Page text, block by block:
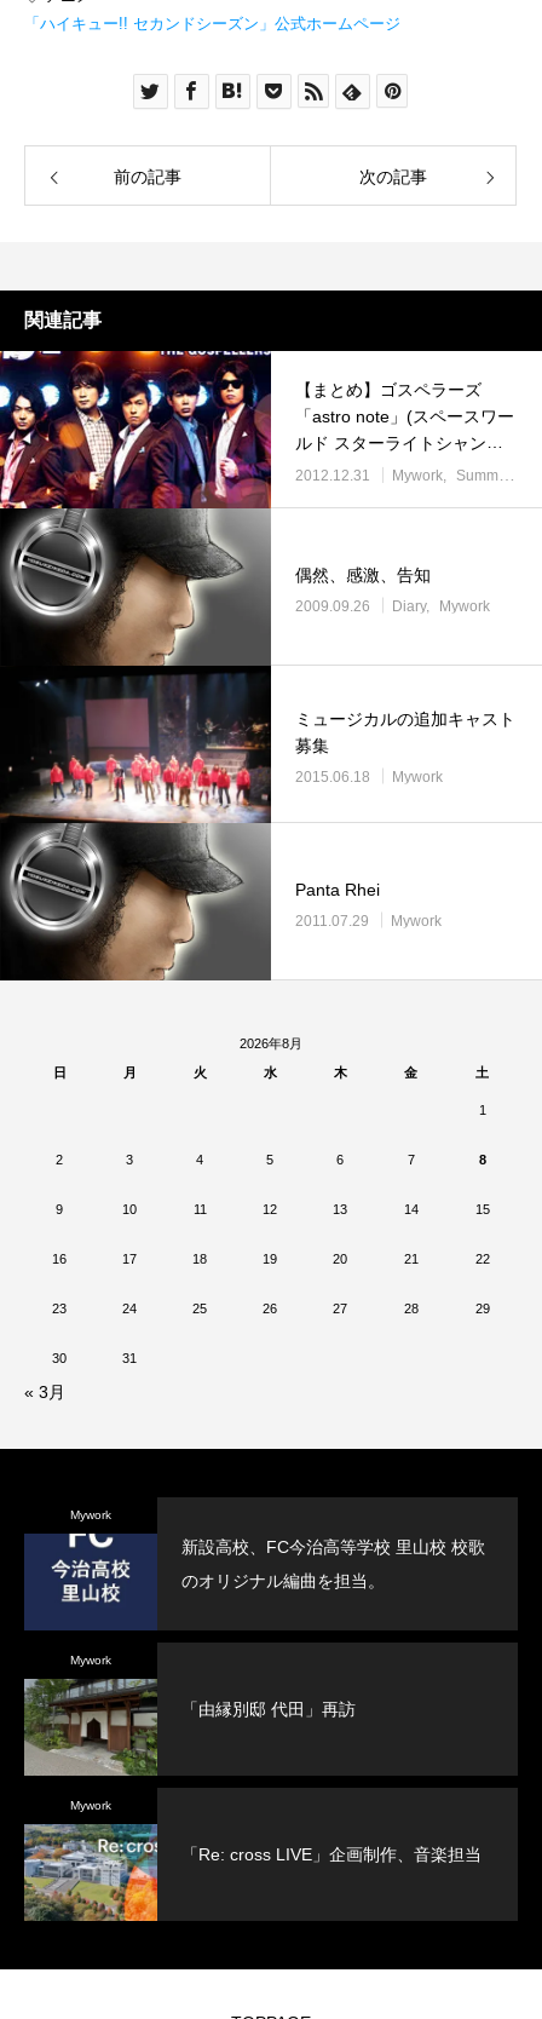
「ハイキュー!! セカンドシーズン」公式ホームページ
前の記事 次の記事
関連記事
【まとめ】ゴスペラーズ
「astro note」(スペースワー
ルド スターライトシャング
リラ タイアップ曲)
2012.12.31 Mywork Summary
偶然、感激、告知
2009.09.26 Diary Mywork
ミュージカルの追加キャスト
募集
2015.06.18 Mywork
Panta Rhei
2011.07.29 Mywork
2026年8月
日
月 火 水 木 金 土
1
2 3 4 5 6 7 8
9 10 11 12 13 14 15
16 17 18 19 20 21 22
23 24 25 26 27 28 29
30 31
« 3月
Mywork
新設高校、FC今治高等学校 里山校 校歌
のオリジナル編曲を担当。
Mywork
「由縁別邸 代田」再訪
Mywork
「Re: cross LIVE」企画制作、音楽担当